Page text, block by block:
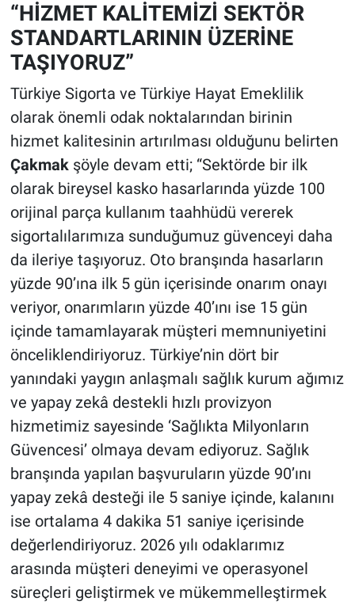
“HİZMET KALİTEMİZİ SEKTÖR
STANDARTLARININ ÜZERİNE
TAŞIYORUZ”
Türkiye Sigorta ve Türkiye Hayat Emeklilik
olarak önemli odak noktalarından birinin
hizmet kalitesinin artırılması olduğunu belirten
Çakmak şöyle devam etti; “Sektörde bir ilk
olarak bireysel kasko hasarlarında yüzde 100
orijinal parça kullanım taahhüdü vererek
sigortalılarımıza sunduğumuz güvenceyi daha
da ileriye taşıyoruz. Oto branşında hasarların
yüzde 90’ına ilk 5 gün içerisinde onarım onayı
veriyor, onarımların yüzde 40’ını ise 15 gün
içinde tamamlayarak müşteri memnuniyetini
önceliklendiriyoruz. Türkiye’nin dört bir
yanındaki yaygın anlaşmalı sağlık kurum ağımız
ve yapay zekâ destekli hızlı provizyon
hizmetimiz sayesinde ‘Sağlıkta Milyonların
Güvencesi’ olmaya devam ediyoruz. Sağlık
branşında yapılan başvuruların yüzde 90’ını
yapay zekâ desteği ile 5 saniye içinde, kalanını
ise ortalama 4 dakika 51 saniye içerisinde
değerlendiriyoruz. 2026 yılı odaklarımız
arasında müşteri deneyimi ve operasyonel
süreçleri geliştirmek ve mükemmelleştirmek